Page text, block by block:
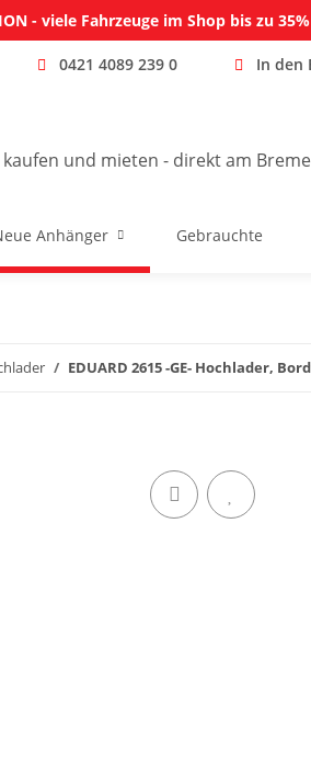
- viele Fahrzeuge im Shop bis zu
0421 4089 239 0 In den
Anhänger Gebrauchte
EDUARD 2615 -GE- Hochlader,